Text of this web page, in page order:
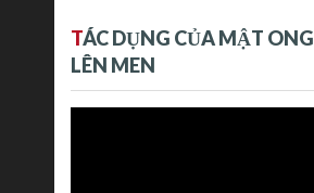
TÁC DỤNG CỦA MẬT ONG
LÊN MEN